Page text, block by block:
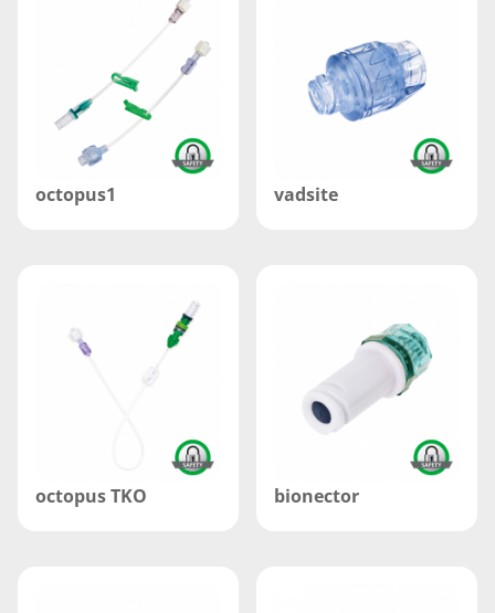
octopus1 vadsite
octopus TKO bionector